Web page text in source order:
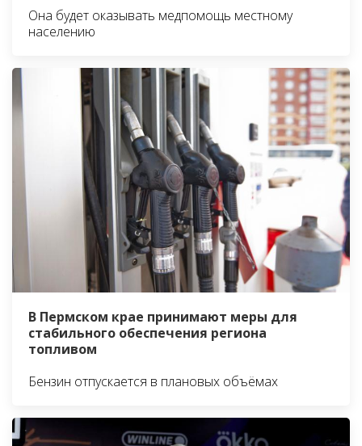
Она будет оказывать медпомощь местному
населению
В Пермском крае принимают меры для
стабильного обеспечения региона
топливом
Бензин отпускается в плановых объёмах